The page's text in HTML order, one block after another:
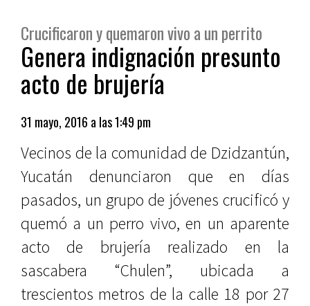
Crucificaron y quemaron vivo a un perrito
Genera indignación presunto
acto de brujería
31 mayo, 2016 a las 1:49 pm
Vecinos de la comunidad de Dzidzantún,
Yucatán denunciaron que en días
pasados, un grupo de jóvenes crucificó y
quemó a un perro vivo, en un aparente
acto de brujería realizado en la
sascabera “Chulen”, ubicada a
trescientos metros de la calle 18 por 27